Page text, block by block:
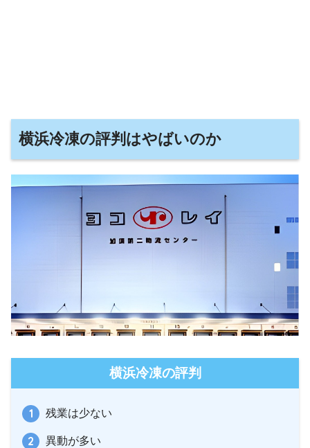
横浜冷凍の評判はやばいのか
横浜冷凍の評判
残業は少ない
異動が多い